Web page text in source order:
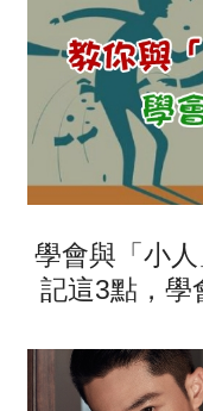
學會與「小
記這3點，學